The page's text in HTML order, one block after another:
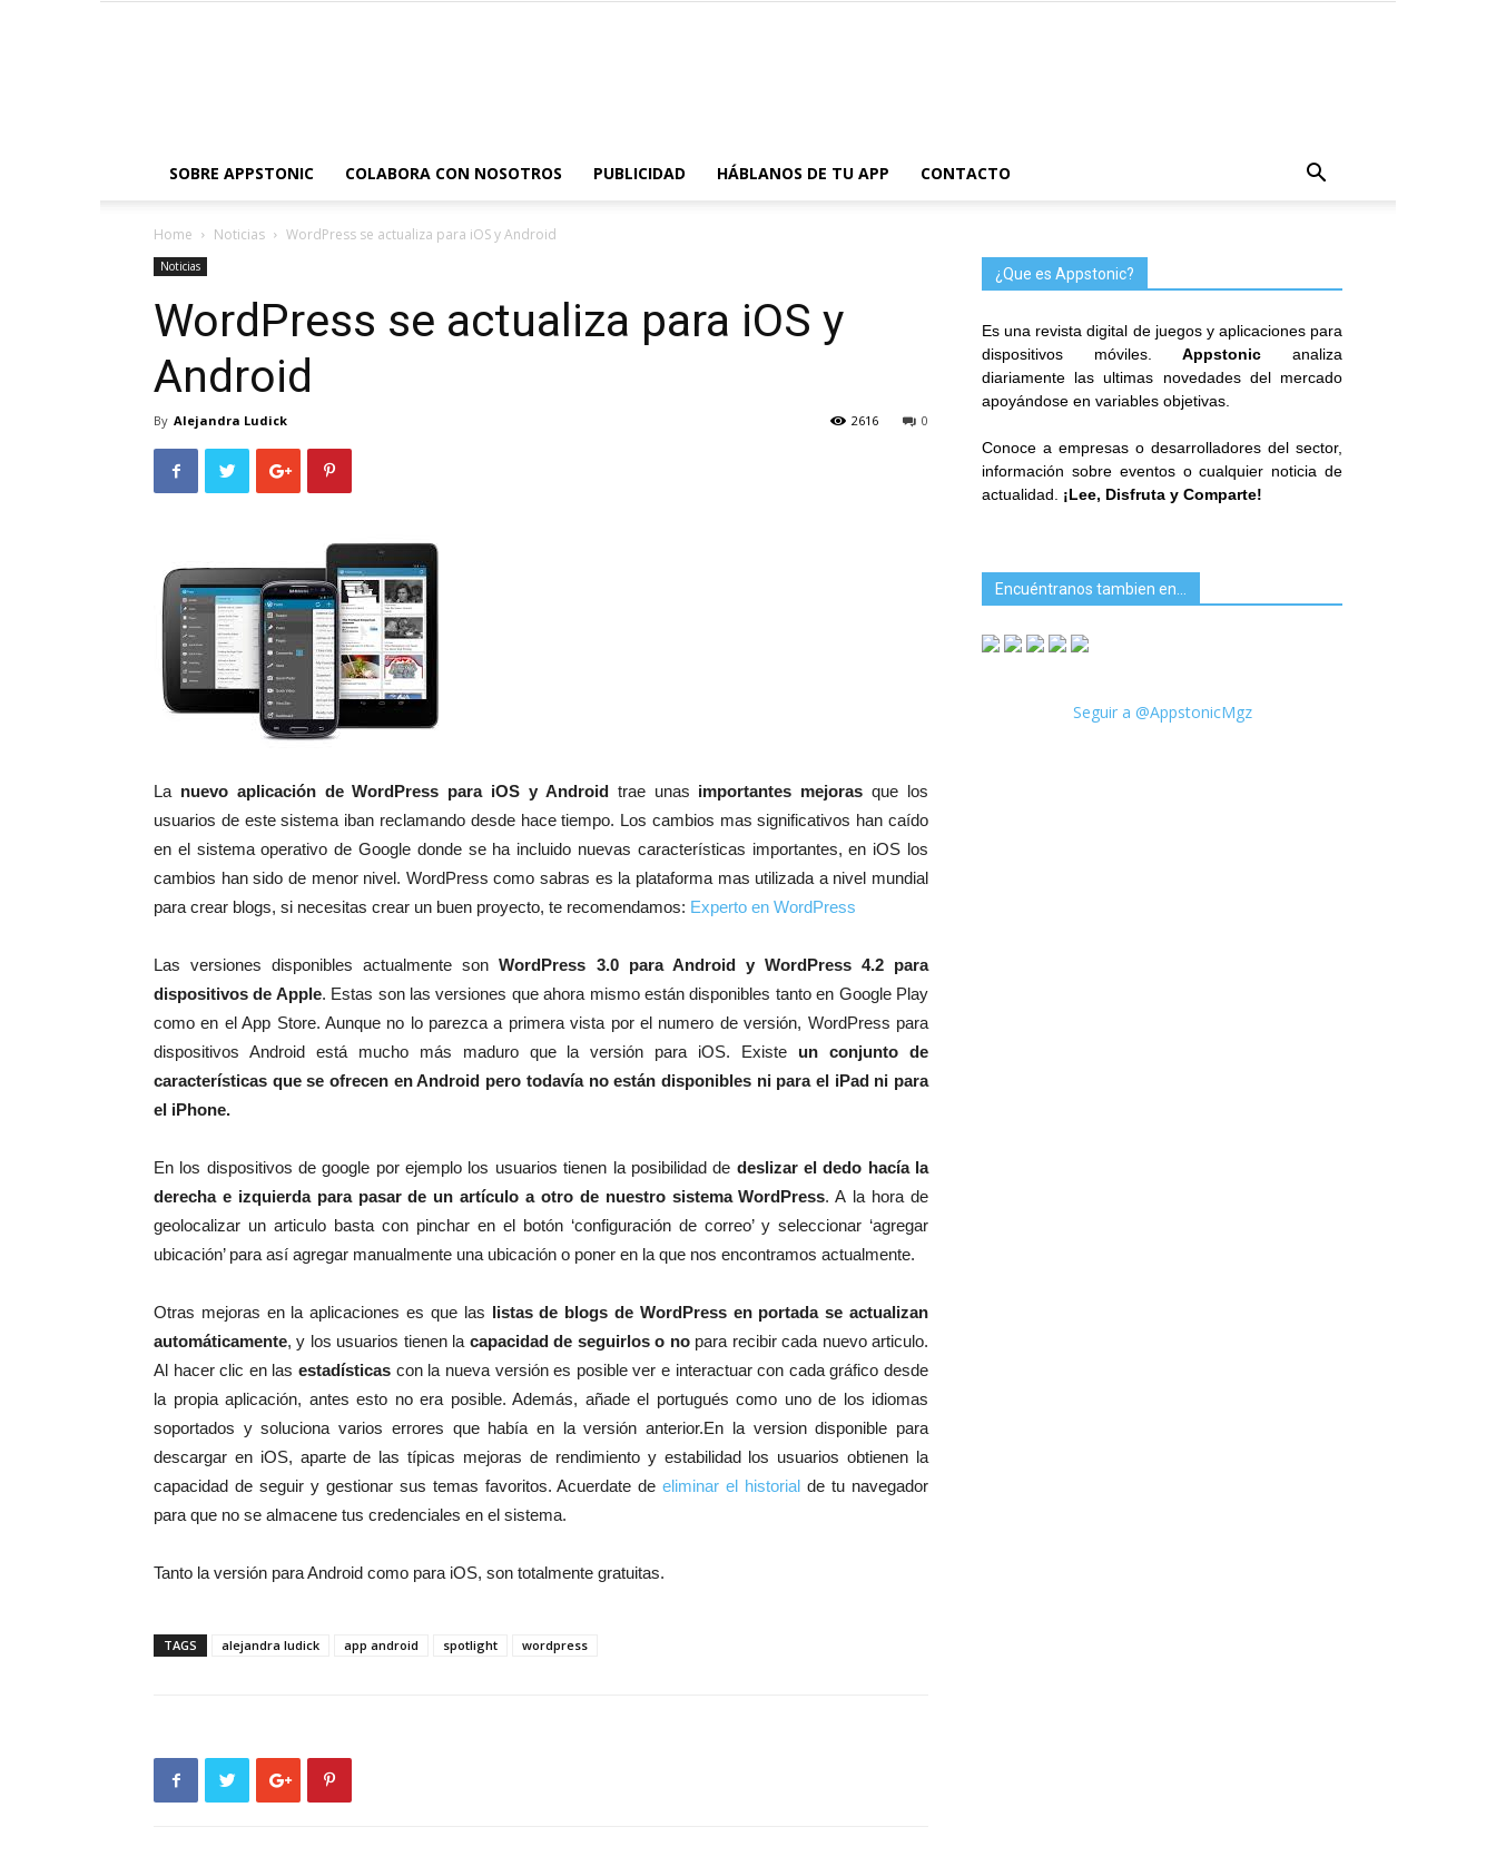
SOBRE APPSTONIC COLABORA CON NOSOTROS PUBLICIDAD HÁBLANOS DE TU APP CONTACTO
Home Noticias WordPress se actualiza para iOS y Android
Noticias
WordPress se actualiza para iOS y
Android
By Alejandra Ludick 0
2616
La nuevo aplicación de WordPress para iOS y Androidtrae unas importantes mejoras que los
usuarios de este sistema iban reclamando desde hace tiempo. Los cambios mas significativos han caído
en el sistema operativo de Google donde se ha incluido nuevas características importantes, en iOS los
cambios han sido de menor nivel. WordPress como sabras es la plataforma mas utilizada a nivel mundial
para crear blogs, si necesitas crear un buen proyecto, te recomendamos: Experto en WordPress
Las versiones disponibles actualmente sonWordPress 3.0 para Android y WordPress 4.2 para
dispositivos de Apple. Estas son las versiones que ahora mismo están disponibles tanto en Google Play
como en el App Store. Aunque no lo parezca a primera vista por el numero de versión, WordPress para
dispositivos Android está mucho más maduro que la versión para iOS. Existe un conjunto de
características que se ofrecen en Android pero todavía no están disponibles ni para el iPad ni para
el iPhone.
En los dispositivos de google por ejemplo los usuarios tienen la posibilidad de deslizar el dedo hacía la
derecha e izquierda para pasar de un artículo a otro de nuestro sistema WordPress. A la hora de
geolocalizar un articulo basta con pinchar en el botón ‘configuración de correo’ y seleccionar ‘agregar
ubicación’ para así agregar manualmente una ubicación o poner en la que nos encontramos actualmente.
Otras mejoras en la aplicaciones es que las listas de blogs de WordPress en portada se actualizan
automáticamente, y los usuarios tienen la capacidad de seguirlos o nopara recibir cada nuevo articulo.
Al hacer clic en lasestadísticas con la nueva versión es posible ver e interactuar con cada gráfico desde
la propia aplicación, antes esto no era posible. Además, añade el portugués como uno de los idiomas
soportados y soluciona varios errores que había en la versión anterior.En la version disponible para
descargar en iOS, aparte de las típicas mejoras de rendimiento y estabilidad los usuarios obtienen la
capacidad de seguir y gestionar sus temas favoritos. Acuerdate deeliminar el historial de tu navegador
para que no se almacene tus credenciales en el sistema.
Tanto la versión para Android como para iOS, son totalmente gratuitas.
TAGS alejandra ludick app android spotlight wordpress
¿Que es Appstonic?
Es una revista digital de juegos y aplicaciones para
dispositivos móviles.Appstonic analiza
diariamente las ultimas novedades del mercado
apoyándose en variables objetivas.
Conoce a empresas o desarrolladores del sector,
información sobre eventos o cualquier noticia de
actualidad. ¡Lee, Disfruta y Comparte!
Encuéntranos tambien en…
Seguir a @AppstonicMgz